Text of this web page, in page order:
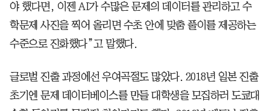
야 했다면, 이젠 AI가 수많은 문제의 데이터를 관리하고 수
학문제 사진을 찍어 올리면 수초 안에 맞춤 풀이를 제공하는
수준으로 진화했다”고 말했다.
글로벌 진출 과정에선 우여곡절도 많았다. 2018년 일본 진출
초기엔 문제 데이터베이스를 만들 대학생을 모집하러 도쿄대